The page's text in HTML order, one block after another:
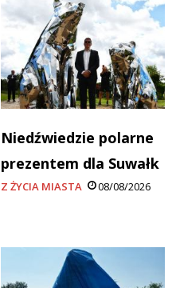
Niedźwiedzie polarne
prezentem dla Suwałk
Z ŻYCIA MIASTA 08/08/2026